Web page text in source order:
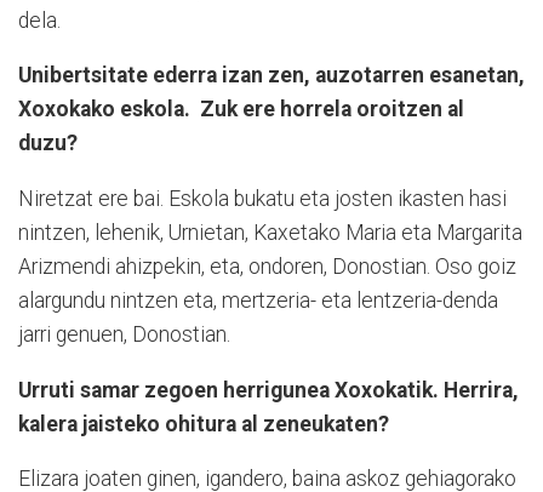
dela.
Unibertsitate ederra izan zen, auzotarren esanetan,
Xoxokako eskola. Zuk ere horrela oroitzen al
duzu?
Niretzat ere bai. Eskola bukatu eta josten ikasten hasi
nintzen, lehenik, Urnietan, Kaxetako Maria eta Margarita
Arizmendi ahizpekin, eta, ondoren, Donostian. Oso goiz
alargundu nintzen eta, mertzeria- eta lentzeria-denda
jarri genuen, Donostian.
Urruti samar zegoen herrigunea Xoxokatik. Herrira,
kalera jaisteko ohitura al zeneukaten?
Elizara joaten ginen, igandero, baina askoz gehiagorako